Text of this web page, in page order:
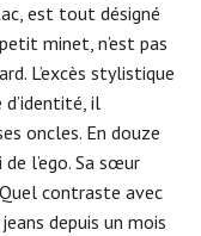
est tout désigné
minet, n’est pas
L’excès stylistique
d’identité, il
oncles. En douze
l’ego. Sa sœur
contraste avec
depuis un mois